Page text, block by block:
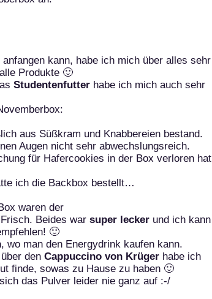
kann, habe ich mich über alles sehr
Produkte 🙂
Studentenfutterhabe ich mich auch sehr
aus Süßkram und Knabbereien bestand.
Augen nicht sehr abwechslungsreich.
für Hafercookies in der Box verloren hat
ich die Backbox bestellt…
waren der
Beides war super leckerund ich kann
🙂
wo man den Energydrink kaufen kann.
den Cappuccino von Krügerhabe ich
finde, sowas zu Hause zu haben 🙂
das Pulver leider nie ganz auf :-/